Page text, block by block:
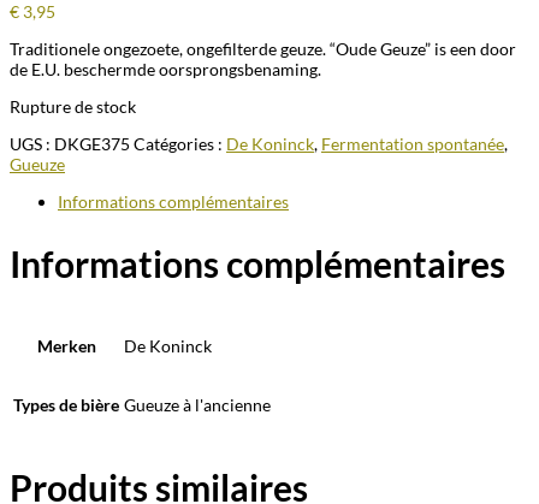
€ 3,95
Traditionele ongezoete, ongefilterde geuze. “Oude Geuze” is een door
de E.U. beschermde oorsprongsbenaming.
Rupture de stock
UGS : DKGE375 Catégories : De Koninck, Fermentation spontanée,
Gueuze
Informations complémentaires
Informations complémentaires
Merken De Koninck
Types de bière Gueuze à l'ancienne
Produits similaires